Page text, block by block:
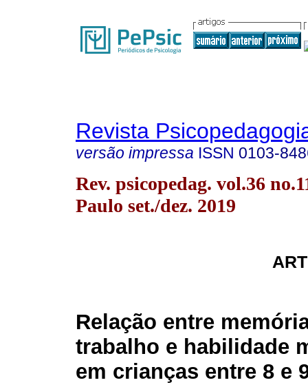
Revista
versão impressa ISSN 0103-
Rev. psicopedag. vol.36
Paulo set./dez. 2019
Relação entre
trabalho e habilidade
em crianças entre 8 e